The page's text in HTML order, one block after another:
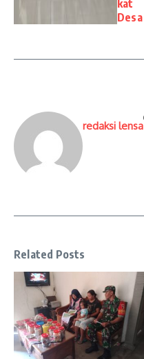
kat
Desa
redaksi lensa
Related Posts